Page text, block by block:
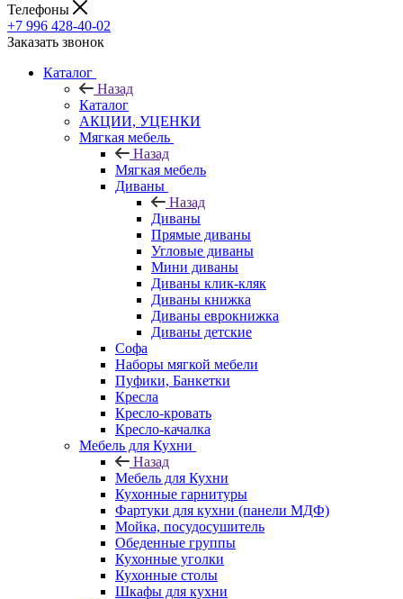
Телефоны
+7 996 428-40-02
Заказать звонок
Каталог
Назад
Каталог
АКЦИИ, УЦЕНКИ
Мягкая мебель
Назад
Мягкая мебель
Диваны
Назад
Диваны
Прямые диваны
Угловые диваны
Мини диваны
Диваны клик-кляк
Диваны книжка
Диваны еврокнижка
Диваны детские
Софа
Наборы мягкой мебели
Пуфики, Банкетки
Кресла
Кресло-кровать
Кресло-качалка
Мебель для Кухни
Назад
Мебель для Кухни
Кухонные гарнитуры
Фартуки для кухни (панели МДФ)
Мойка, посудосушитель
Обеденные группы
Кухонные уголки
Кухонные столы
Шкафы для кухни